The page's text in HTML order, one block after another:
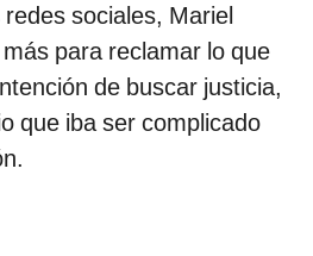
sociales, Mariel
para reclamar lo que
de buscar justicia,
que iba ser complicado